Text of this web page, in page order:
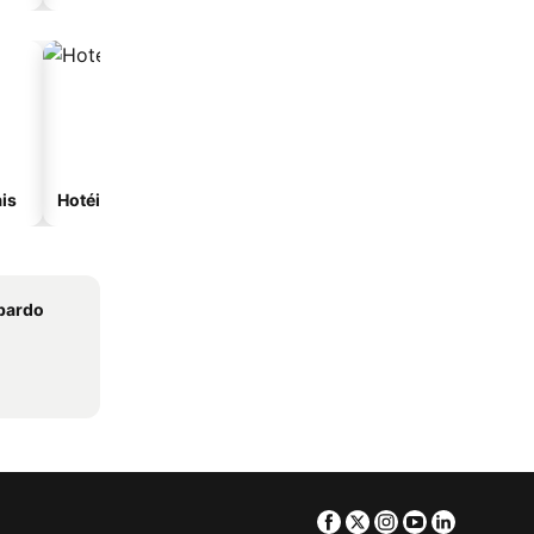
Hotéis com spa
Facebook
TwitterInstagram
Youtube